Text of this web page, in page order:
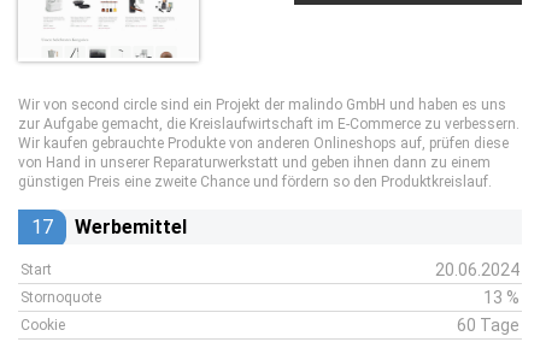
Wir von second circle sind ein Projekt der malindo GmbH und haben es uns
zur Aufgabe gemacht, die Kreislaufwirtschaft im E-Commerce zu verbessern.
Wir kaufen gebrauchte Produkte von anderen Onlineshops auf, prüfen diese
von Hand in unserer Reparaturwerkstatt und geben ihnen dann zu einem
günstigen Preis eine zweite Chance und fördern so den Produktkreislauf.
17 Werbemittel
Start 20.06.2024
Stornoquote 13 %
Cookie 60 Tage